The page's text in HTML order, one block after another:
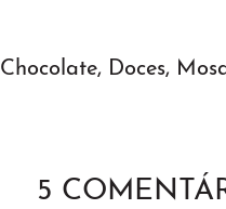
Chocolate, Doces,
5